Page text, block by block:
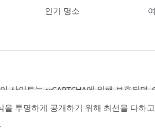
투명하게 공개하기 위해 최선을 다하
인기 명소
이 사이트는 reCAPTCHA에 의해 보호되며,